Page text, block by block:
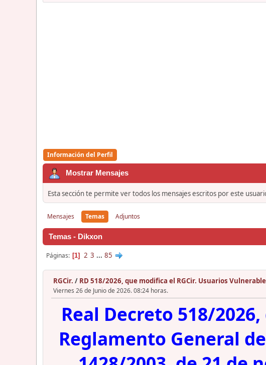
Información del Perfil
Mostrar Mensajes
Esta sección te permite ver todos los mensajes escritos por este
Mensajes Temas Adjuntos
Temas - Dikxon
Páginas 1 2 3 ... 85
RGCir. / RD 518/2026, que modifica el RGCir. Usuarios
Viernes 26 de Junio de 2026. 08:24 horas.
Real Decreto 518/
Reglamento General